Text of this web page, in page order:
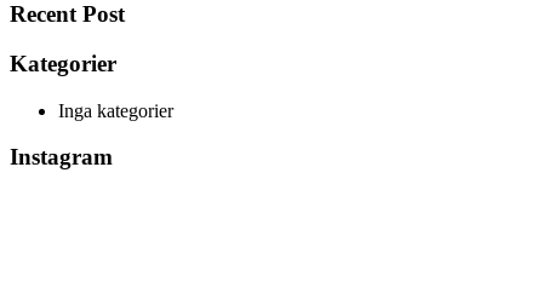
Recent Post
Kategorier
Inga kategorier
Instagram